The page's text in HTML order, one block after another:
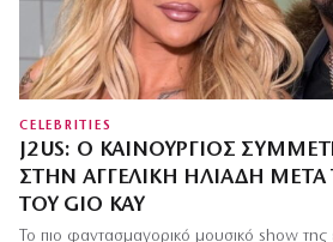
CELEBRITIES
J2US: Ο ΚΑΙΝΟΎΡΓΙΟΣ
ΣΤΗΝ ΑΓΓΕΛΙΚΉ ΗΛΙΆΔΗ
ΤΟΥ GIO KAY
Το πιο φαντασμαγορικό μουσικό show της